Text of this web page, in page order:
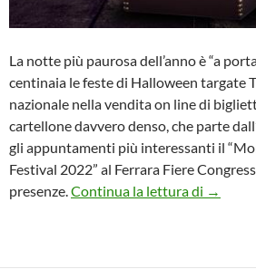
La notte più paurosa dell’anno è “a
centinaia le feste di Halloween targate
nazionale nella vendita on line di
cartellone davvero denso, che parte
gli appuntamenti più interessanti il
Festival 2022” al Ferrara Fiere
presenze.Continua la lettura di TUTTI
→